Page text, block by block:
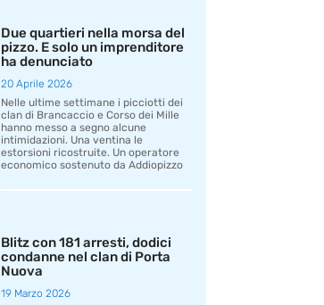
Due quartieri nella morsa del
pizzo. E solo un imprenditore
ha denunciato
20 Aprile 2026
Nelle ultime settimane i picciotti dei
clan di Brancaccio e Corso dei Mille
hanno messo a segno alcune
intimidazioni. Una ventina le
estorsioni ricostruite. Un operatore
economico sostenuto da Addiopizzo
Blitz con 181 arresti, dodici
condanne nel clan di Porta
Nuova
19 Marzo 2026